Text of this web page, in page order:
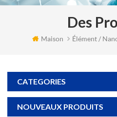
Des
Maison Élément /
CATEGORIES
NOUVEAUX PRODUITS